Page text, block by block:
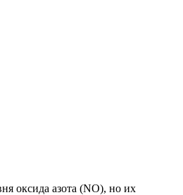
оксида азота (NO), но их